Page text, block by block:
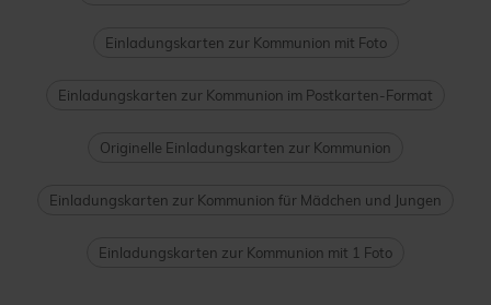
Einladungskarten zur Kommunion mit Foto
Einladungskarten zur Kommunion im Postkarten-Format
Originelle Einladungskarten zur Kommunion
Einladungskarten zur Kommunion für Mädchen und Jungen
Einladungskarten zur Kommunion mit 1 Foto